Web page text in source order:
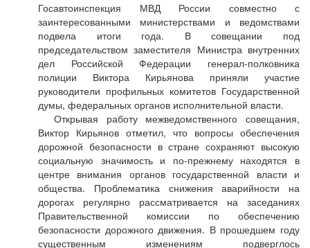
Госавтоинспекция МВД России совместно с
заинтересованными министерствами и ведомствами
подвела итоги года. В совещании под
председательством заместителя Министра внутренних
дел Российской Федерации генерал-полковника
полиции Виктора Кирьянова приняли участие
руководители профильных комитетов Государственной
думы, федеральных органов исполнительной власти.
Открывая работу межведомственного совещания,
Виктор Кирьянов отметил, что вопросы обеспечения
дорожной безопасности в стране сохраняют высокую
социальную значимость и по-прежнему находятся в
центре внимания органов государственной власти и
общества. Проблематика снижения аварийности на
дорогах регулярно рассматривается на заседаниях
Правительственной комиссии по обеспечению
безопасности дорожного движения. В прошедшем году
существенным изменениям подверглось